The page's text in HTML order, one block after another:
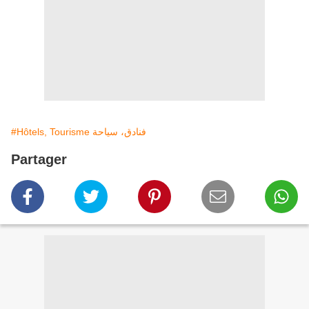
#Hôtels, Tourisme فنادق، سياحة
Partager